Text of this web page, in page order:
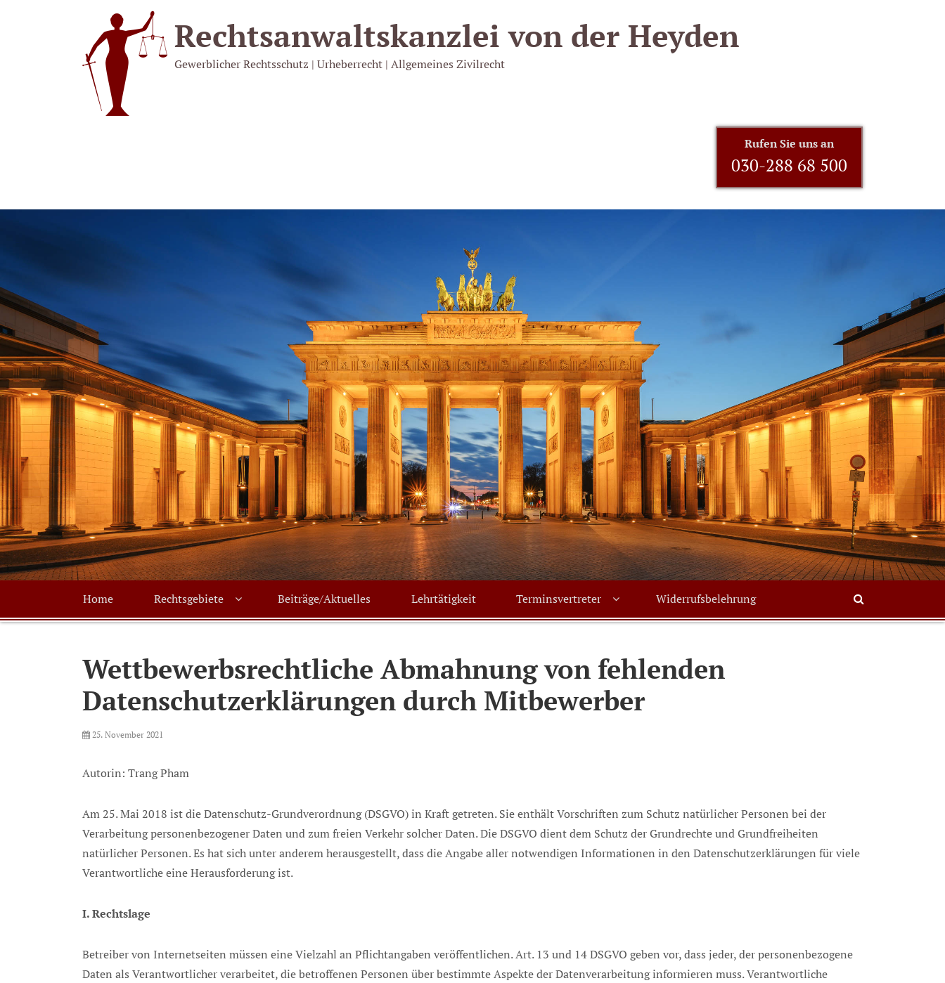
Rechtsanwalts­kanzlei von der Heyden
Gewerblicher Rechtsschutz | Urheberrecht | Allgemeines Zivilrecht
Rufen Sie uns an
030-288 68 500
Primary
menu
Home Rechtsgebiete Beiträge/Aktuelles Lehrtätigkeit Terminsvertreter Widerrufsbelehrung
Wettbewerbsrechtliche Abmahnung von fehlenden
Datenschutzerklärungen durch Mitbewerber
Posted
25. November 2021
Autorin: Trang Pham
Am 25. Mai 2018 ist die Datenschutz-Grundverordnung (DSGVO) in Kraft getreten. Sie enthält Vorschriften zum Schutz natürlicher Personen bei der
Verarbeitung personenbezogener Daten und zum freien Verkehr solcher Daten. Die DSGVO dient dem Schutz der Grundrechte und Grundfreiheiten
natürlicher Personen. Es hat sich unter anderem herausgestellt, dass die Angabe aller notwendigen Informationen in den Datenschutzerklärungen für viele
Verantwortliche eine Herausforderung ist.
I. Rechtslage
Betreiber von Internetseiten müssen eine Vielzahl an Pflichtangaben veröffentlichen. Art. 13 und 14 DSGVO geben vor, dass jeder, der personenbezogene
Daten als Verantwortlicher verarbeitet, die betroffenen Personen über bestimmte Aspekte der Datenverarbeitung informieren muss. Verantwortliche